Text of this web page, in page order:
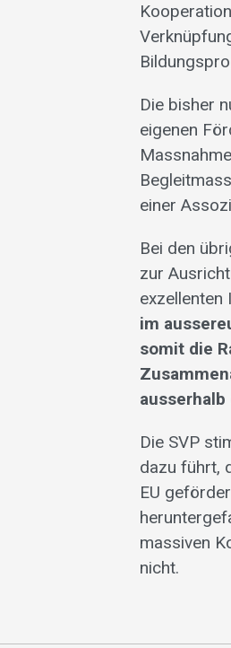
Die bisher
eigenen
einer
Bei den
zur
exzellenten
im
somit die
ausserhalb
Die SVP
dazu führt,
EU
massiven
nicht.